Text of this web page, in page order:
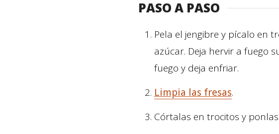
PASO A PASO
Pela el jengibre y pícalo en
azúcar. Deja hervir a fuego
fuego y deja enfriar.
Limpia las fresas.
Córtalas en trocitos y